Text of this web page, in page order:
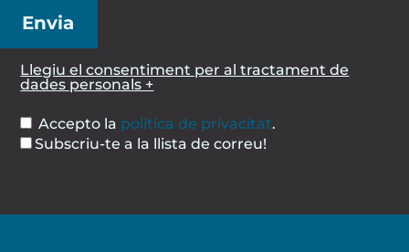
Llegiu el consentiment per al tractament de
dades personals +
Accepto la política de privacitat.
Subscriu-te a la llista de correu!